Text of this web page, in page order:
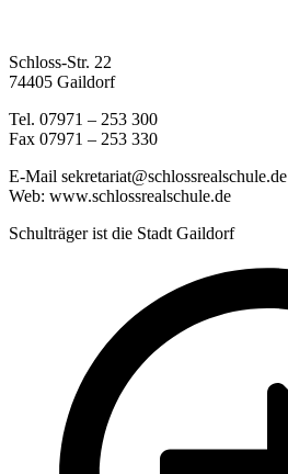
Schloss-Str. 22
74405 Gaildorf
Tel. 07971 – 253 300
Fax 07971 – 253 330
E-Mail sekretariat@schlossrealschule.de
Web: www.schlossrealschule.de
Schulträger ist die Stadt Gaildorf